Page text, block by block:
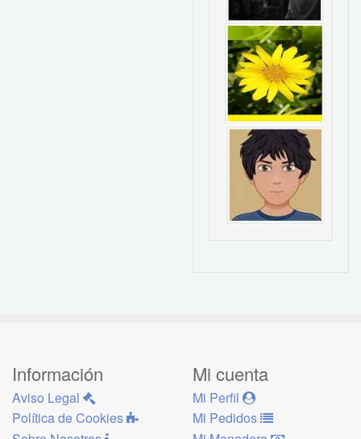
Información
Aviso Legal
Política de Cookies
Mi cuenta
Mi Perfil
Mi Pedidos